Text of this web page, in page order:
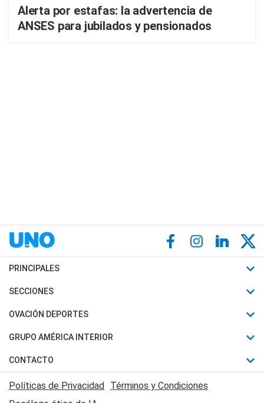
Alerta por estafas: la advertencia de
ANSES para jubilados y pensionados
PRINCIPALES
Últimas Noticias
Política
Judiciales
Economia
SECCIONES
Horóscopo
Motores
Trucos caseros
Series y Películas
OVACIÓN DEPORTES
Fútbol
Mundial
Automovilismo
Rugby
GRUPO AMÉRICA INTERIOR
Canal 7 en Vivo
CONTACTO
Acerca de Nosotros
Políticas de Privacidad Términos y Condiciones